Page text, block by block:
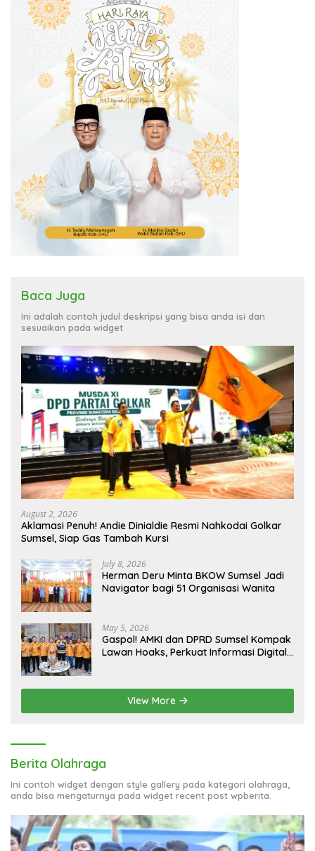
Baca Juga
Ini adalah contoh judul deskripsi yang bisa anda isi dan
sesuaikan pada widget
August 2, 2026
Aklamasi Penuh! Andie Dinialdie Resmi Nahkodai Golkar
Sumsel, Siap Gas Tambah Kursi
July 8, 2026
Herman Deru Minta BKOW Sumsel Jadi
Navigator bagi 51 Organisasi Wanita
May 5, 2026
Gaspol! AMKI dan DPRD Sumsel Kompak
Lawan Hoaks, Perkuat Informasi Digital
View More
Berita Olahraga
Ini contoh widget dengan style gallery pada kategori olahraga,
anda bisa mengaturnya pada widget recent post wpberita.